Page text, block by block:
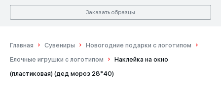
Заказать образцы
Главная Сувениры
Новогодние подарки с логотипом
Елочные игрушки с логотипом
Наклейка на окно
(пластиковая) (дед мороз 28*40)